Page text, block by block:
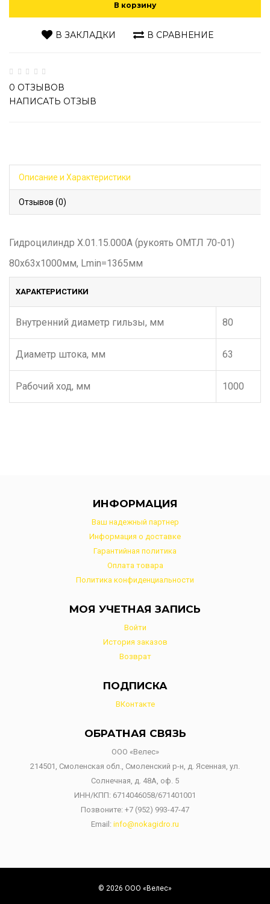
В корзину
В ЗАКЛАДКИ В СРАВНЕНИЕ
0 ОТЗЫВОВ
НАПИСАТЬ ОТЗЫВ
Описание и Характеристики
Отзывов (0)
Гидроцилиндр Х.01.15.000А (рукоять ОМТЛ 70-01)
80х63х1000мм, Lmin=1365мм
ХАРАКТЕРИСТИКИ
Внутренний диаметр гильзы, мм 80
Диаметр штока, мм 63
Рабочий ход, мм 1000
ИНФОРМАЦИЯ
Ваш надежный партнер
Информация о доставке
Гарантийная политика
Оплата товара
Политика конфиденциальности
МОЯ УЧЕТНАЯ ЗАПИСЬ
Войти
История заказов
Возврат
ПОДПИСКА
ВКонтакте
ОБРАТНАЯ СВЯЗЬ
ООО «Велес»
214501, Смоленская обл., Смоленский р-н, д. Ясенная, ул.
Солнечная, д. 48А, оф. 5
ИНН/КПП: 6714046058/671401001
Позвоните: +7 (952) 993-47-47
Email: info@nokagidro.ru
© 2026 ООО «Велес»